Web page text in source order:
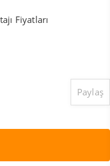
Fiyatları
Paylaş